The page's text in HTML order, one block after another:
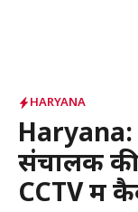
HARYANA
Haryana:
संचालक की
CCTV में